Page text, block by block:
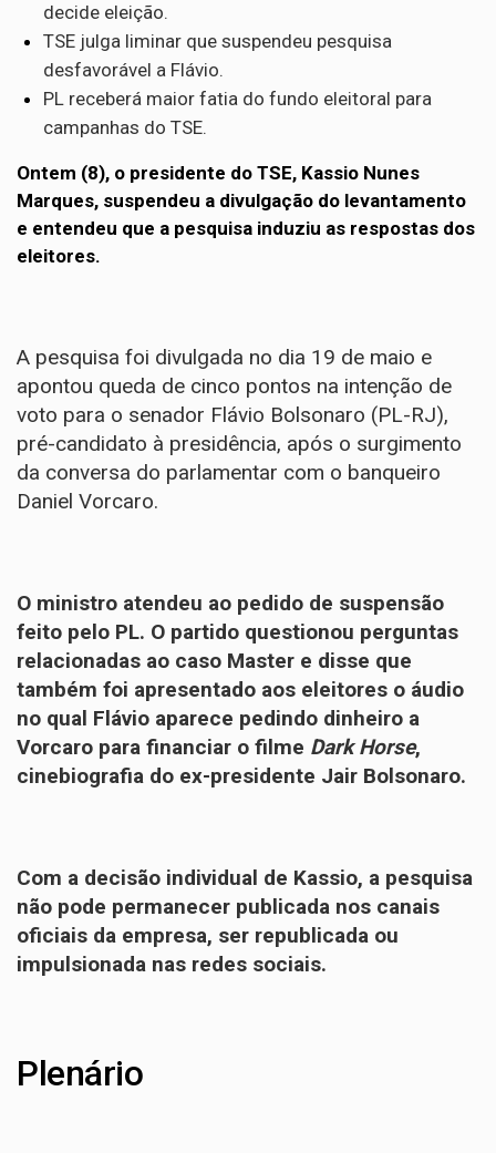
decide eleição.
TSE julga liminar que suspendeu pesquisa
desfavorável a Flávio.
PL receberá maior fatia do fundo eleitoral para
campanhas do TSE.
Ontem (8), o presidente do TSE, Kassio Nunes
Marques, suspendeu a divulgação do levantamento
e entendeu que a pesquisa induziu as respostas dos
eleitores.
A pesquisa foi divulgada no dia 19 de maio e
apontou queda de cinco pontos na intenção de
voto para o senador Flávio Bolsonaro (PL-RJ),
pré-candidato à presidência, após o surgimento
da conversa do parlamentar com o banqueiro
Daniel Vorcaro.
O ministro atendeu ao pedido de suspensão
feito pelo PL. O partido questionou perguntas
relacionadas ao caso Master e disse que
também foi apresentado aos eleitores o áudio
no qual Flávio aparece pedindo dinheiro a
Vorcaro para financiar o filme Dark Horse,
cinebiografia do ex-presidente Jair Bolsonaro.
Com a decisão individual de Kassio, a pesquisa
não pode permanecer publicada nos canais
oficiais da empresa, ser republicada ou
impulsionada nas redes sociais.
Plenário